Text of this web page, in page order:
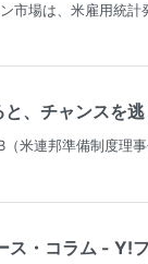
市場は、米雇用統
、チャンスを
米連邦準備制度理
ス・コラム - Y!